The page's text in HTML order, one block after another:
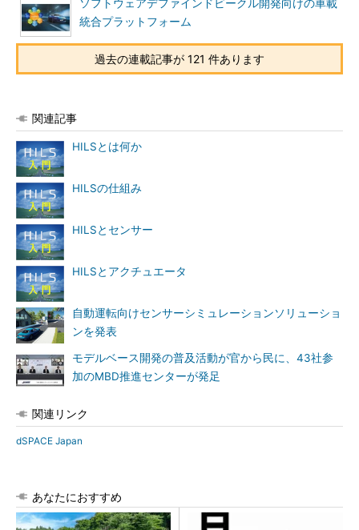
ソフトウェアデファインドビークル開発向けの車載
統合プラットフォーム
過去の連載記事が 121 件あります
関連記事
HILSとは何か
HILSの仕組み
HILSとセンサー
HILSとアクチュエータ
自動運転向けセンサーシミュレーションソリューショ
ンを発表
モデルベース開発の普及活動が官から民に、43社参
加のMBD推進センターが発足
関連リンク
dSPACE Japan
あなたにおすすめ